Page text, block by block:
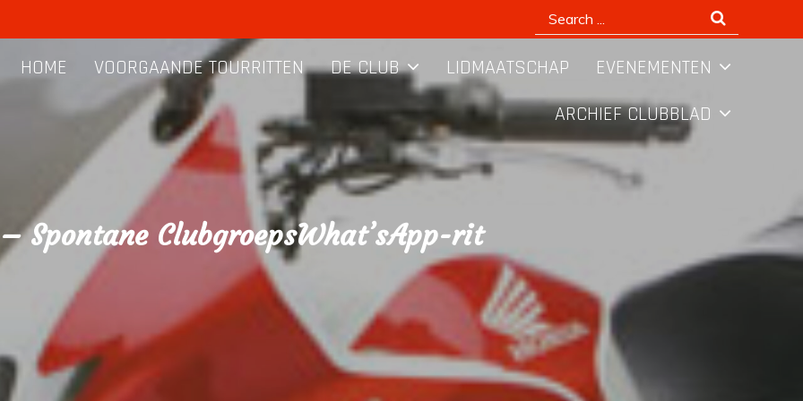
Search
for:
HOME VOORGAANDE TOURRITTEN DE CLUB LIDMAATSCHAP
EVENEMENTEN
ARCHIEF CLUBBLAD
Spontane ClubgroepsWhat’sApp-rit